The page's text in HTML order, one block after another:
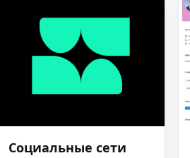
Социальные сети